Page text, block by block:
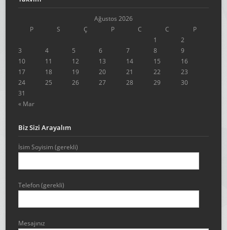
Ağustos 2026
P
S Ç P C C P
« Mar
1
2
3
4 5 6 7 8
9
10
11 12 13 14 15
16
17
18 19 20 21 22
23
24
25 26 27 28 29
30
31
Biz Sizi Arayalım
İsim Soyisim (gerekli)
Telefon (gerekli)
Mesajınız